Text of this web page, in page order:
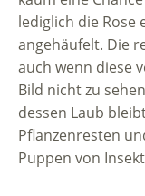
lediglich die Rose
angehäufelt. Die
auch wenn diese
Bild nicht zu
dessen Laub
Pflanzenresten
Puppen von